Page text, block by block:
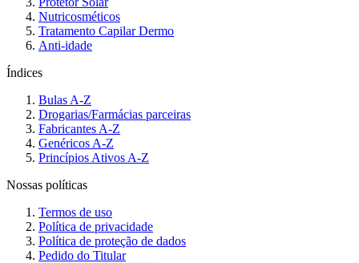
Nutricosméticos
Tratamento Capilar Dermo
Anti-idade
Índices
Bulas A-Z
Drogarias/Farmácias parceiras
Fabricantes A-Z
Genéricos A-Z
Princípios Ativos A-Z
Nossas políticas
Termos de uso
Política de privacidade
Política de proteção de dados
Pedido do Titular